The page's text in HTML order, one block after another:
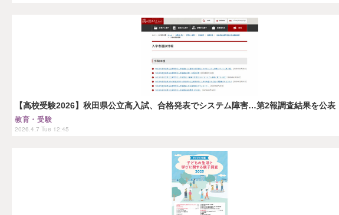
【高校受験2026】秋田県公立高入試、合格発表でシステム障害…第2報調査結果を公表
教育・受験
2026.4.7 Tue 12:45